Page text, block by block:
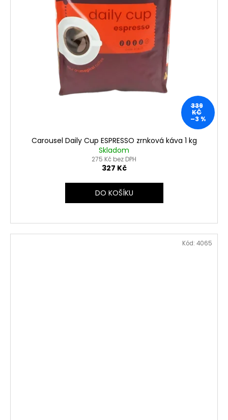
339
KČ
–3 %
Carousel Daily Cup ESPRESSO zrnková káva 1 kg
Skladom
275 Kč bez DPH
327 Kč
DO KOŠÍKU
Kód: 4065